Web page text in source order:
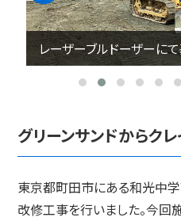
レーザーブルドーザーにて
グリーンサンドからク
東京都町田市にある和光中
改修工事を行いました。今回